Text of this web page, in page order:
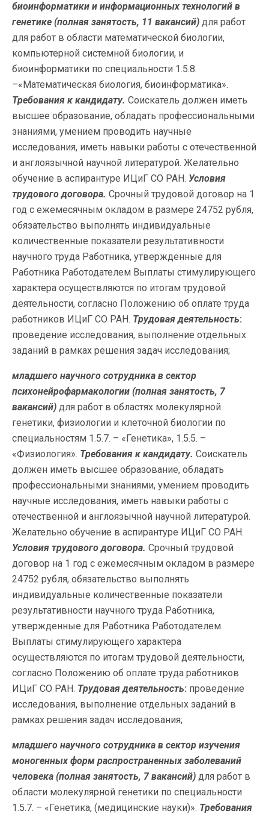
биоинформатики и информационных технологий в
генетике (полная занятость, 11 вакансий) для работ
для работ в области математической биологии,
компьютерной системной биологии, и
биоинформатики по специальности 1.5.8.
–«Математическая биология, биоинформатика».
Требования к кандидату. Соискатель должен иметь
высшее образование, обладать профессиональными
знаниями, умением проводить научные
исследования, иметь навыки работы с отечественной
и англоязычной научной литературой. Желательно
обучение в аспирантуре ИЦиГ СО РАН. Условия
трудового договора. Срочный трудовой договор на 1
год с ежемесячным окладом в размере 24752 рубля,
обязательство выполнять индивидуальные
количественные показатели результативности
научного труда Работника, утвержденные для
Работника Работодателем Выплаты стимулирующего
характера осуществляются по итогам трудовой
деятельности, согласно Положению об оплате труда
работников ИЦиГ СО РАН. Трудовая деятельность:
проведение исследования, выполнение отдельных
заданий в рамках решения задач исследования;
младшего научного сотрудника в сектор
психонейрофармакологии (полная занятость, 7
вакансий) для работ в областях молекулярной
генетики, физиологии и клеточной биологии по
специальностям 1.5.7. – «Генетика», 1.5.5. –
«Физиология». Требования к кандидату. Соискатель
должен иметь высшее образование, обладать
профессиональными знаниями, умением проводить
научные исследования, иметь навыки работы с
отечественной и англоязычной научной литературой.
Желательно обучение в аспирантуре ИЦиГ СО РАН.
Условия трудового договора. Срочный трудовой
договор на 1 год с ежемесячным окладом в размере
24752 рубля, обязательство выполнять
индивидуальные количественные показатели
результативности научного труда Работника,
утвержденные для Работника Работодателем.
Выплаты стимулирующего характера
осуществляются по итогам трудовой деятельности,
согласно Положению об оплате труда работников
ИЦиГ СО РАН. Трудовая деятельность: проведение
исследования, выполнение отдельных заданий в
рамках решения задач исследования;
младшего научного сотрудника в сектор изучения
моногенных форм распространенных заболеваний
человека (полная занятость, 7 вакансий) для работ в
области молекулярной генетики по специальности
1.5.7. – «Генетика, (медицинские науки)». Требования